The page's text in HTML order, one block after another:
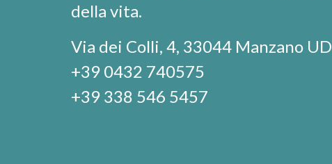
della vita.
Via dei Colli, 4, 33044 Manzano UD
+39 0432 740575
+39 338 546 5457